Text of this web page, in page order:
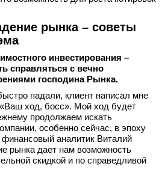
рынка – советы
инвестирования –
справляться с вечно
господина Рынка.
падали, клиент написал мне
«Ваш ход, босс». Мой ход будет
продолжаем искать
особенно сейчас, в эпоху
аналитик Виталий
рынка дает нам возможность
скидкой и по справедливой